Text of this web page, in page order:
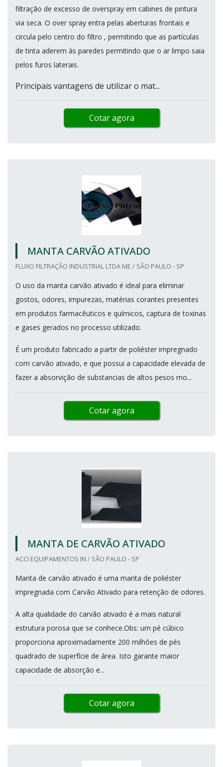
filtração de excesso de overspray em cabines de pintura
via seca. O over spray entra pelas aberturas frontais e
circula pelo centro do filtro , permitindo que as partículas
de tinta aderem às paredes permitindo que o ar limpo saia
pelos furos laterais.
Principais vantagens de utilizar o mat...
Cotar agora
MANTA CARVÃO ATIVADO
FLUXO FILTRAÇÃO INDUSTRIAL LTDA ME / SÃO PAULO - SP
O uso da manta carvão ativado é ideal para eliminar
gostos, odores, impurezas, matérias corantes presentes
em produtos farmacêuticos e químicos, captura de toxinas
e gases gerados no processo utilizado.
É um produto fabricado a partir de poliéster impregnado
com carvão ativado, e que possui a capacidade elevada de
fazer a absorvição de substancias de altos pesos mo...
Cotar agora
MANTA DE CARVÃO ATIVADO
ACCI EQUIPAMENTOS IN / SÃO PAULO - SP
Manta de carvão ativado é uma manta de poliéster
impregnada com Carvão Ativado para retenção de odores.
A alta qualidade do carvão ativado é a mais natural
estrutura porosa que se conhece.Obs: um pé cúbico
proporciona aproximadamente 200 milhões de pés
quadrado de superfície de área. Isto garante maior
capacidade de absorção e...
Cotar agora